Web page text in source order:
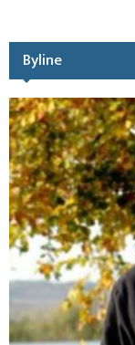
Byline